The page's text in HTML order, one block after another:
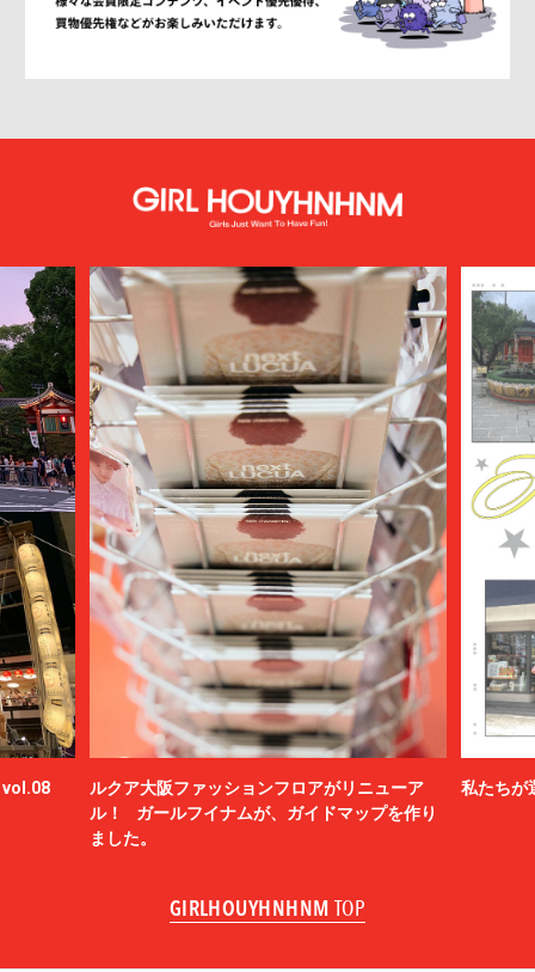
vol.08
ルクア大阪ファッションフロアがリニューア
ル！ ガールフイナムが、ガイドマップを作り
ました。
私たちが
GIRLHOUYHNHNM TOP